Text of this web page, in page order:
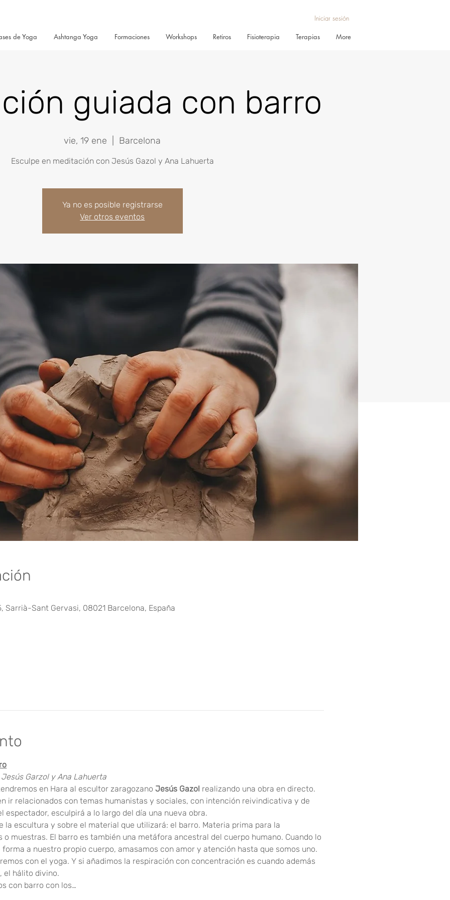
Iniciar sesión
de Yoga Ashtanga Yoga Formaciones Workshops Retiros Fisioterapia Terapias More
guiada con barro
vie, 19 ene Barcelona
Ya no es posible registrarse
Ver otros eventos
Sarrià-Sant Gervasi, 08021 Barcelona, España
Garzol y Ana Lahuerta
en Hara al escultor zaragozano Jesús Gazol realizando una obra en directo.
ir relacionados con temas humanistas y sociales, con intención reivindicativa y de
espectador, esculpirá a lo largo del día una nueva obra.
la escultura y sobre el material que utilizará: el barro. Materia prima para la
muestras. El barro es también una metáfora ancestral del cuerpo humano. Cuando lo
a nuestro propio cuerpo, amasamos con amor y atención hasta que somos uno.
con el yoga. Y si añadimos la respiración con concentración es cuando además
el hálito divino.
con barro con los…